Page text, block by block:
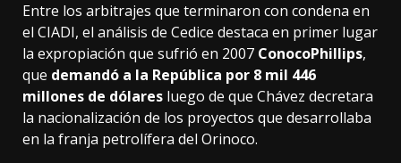
Entre los arbitrajes que terminaron con condena en
el CIADI, el análisis de Cedice destaca en primer lugar
la expropiación que sufrió en 2007 ConocoPhillips,
que demandó a la República por 8 mil 446
millones de dólares luego de que Chávez decretara
la nacionalización de los proyectos que desarrollaba
en la franja petrolífera del Orinoco.